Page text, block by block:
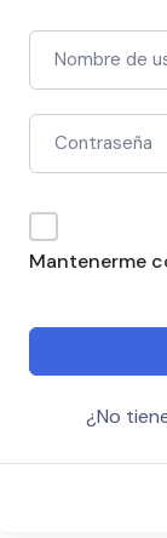
Mantenerme
¿No